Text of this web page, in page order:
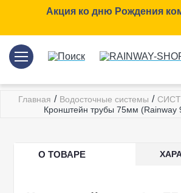
Акция ко дню Рождения
Главная / Водосточные системы /
Кронштейн трубы 75мм (Rainway
О ТОВАРЕ